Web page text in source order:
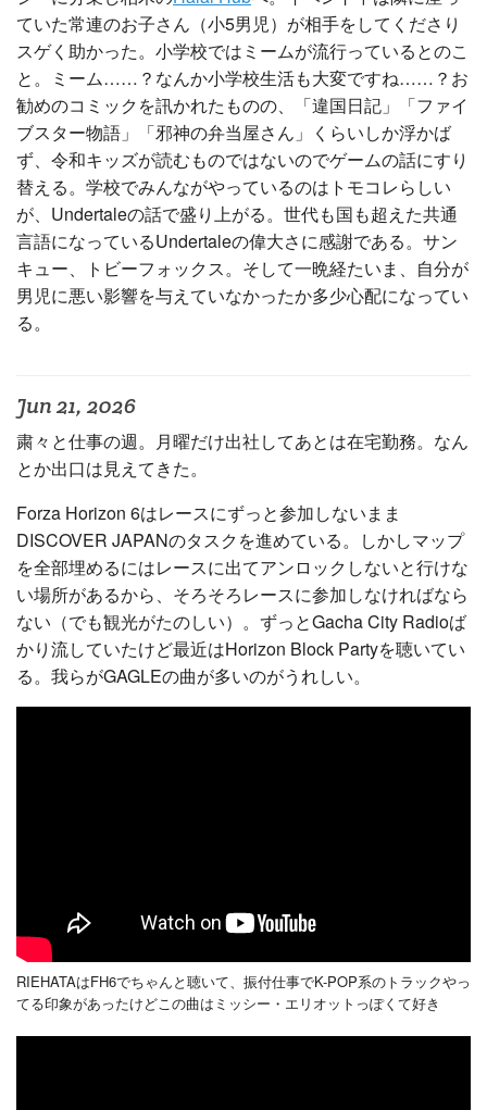
ていた常連のお子さん（小5男児）が相手をしてくださり
スゲく助かった。小学校ではミームが流行っているとのこ
と。ミーム……？なんか小学校生活も大変ですね……？お
勧めのコミックを訊かれたものの、「違国日記」「ファイ
ブスター物語」「邪神の弁当屋さん」くらいしか浮かば
ず、令和キッズが読むものではないのでゲームの話にすり
替える。学校でみんながやっているのはトモコレらしい
が、Undertaleの話で盛り上がる。世代も国も超えた共通
言語になっているUndertaleの偉大さに感謝である。サン
キュー、トビーフォックス。そして一晩経たいま、自分が
男児に悪い影響を与えていなかったか多少心配になってい
る。
Jun 21, 2026
粛々と仕事の週。月曜だけ出社してあとは在宅勤務。なん
とか出口は見えてきた。
Forza Horizon 6はレースにずっと参加しないまま
DISCOVER JAPANのタスクを進めている。しかしマップ
を全部埋めるにはレースに出てアンロックしないと行けな
い場所があるから、そろそろレースに参加しなければなら
ない（でも観光がたのしい）。ずっとGacha City Radioば
かり流していたけど最近はHorizon Block Partyを聴いてい
る。我らがGAGLEの曲が多いのがうれしい。
RIEHATAはFH6でちゃんと聴いて、振付仕事でK-POP系のトラックやっ
てる印象があったけどこの曲はミッシー・エリオットっぽくて好き